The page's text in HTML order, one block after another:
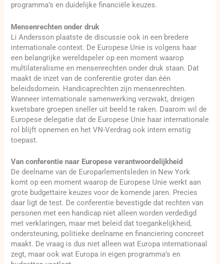
programma’s en duidelijke financiële keuzes.
Mensenrechten onder druk
Li Andersson plaatste de discussie ook in een bredere
internationale context. De Europese Unie is volgens haar
een belangrijke wereldspeler op een moment waarop
multilateralisme en mensenrechten onder druk staan. Dat
maakt de inzet van de conferentie groter dan één
beleidsdomein. Handicaprechten zijn mensenrechten.
Wanneer internationale samenwerking verzwakt, dreigen
kwetsbare groepen sneller uit beeld te raken. Daarom wil de
Europese delegatie dat de Europese Unie haar internationale
rol blijft opnemen en het VN-Verdrag ook intern ernstig
toepast.
Van conferentie naar Europese verantwoordelijkheid
De deelname van de Europarlementsleden in New York
komt op een moment waarop de Europese Unie werkt aan
grote budgettaire keuzes voor de komende jaren. Precies
daar ligt de test. De conferentie bevestigde dat rechten van
personen met een handicap niet alleen worden verdedigd
met verklaringen, maar met beleid dat toegankelijkheid,
ondersteuning, politieke deelname en financiering concreet
maakt. De vraag is dus niet alleen wat Europa internationaal
zegt, maar ook wat Europa in eigen programma’s en